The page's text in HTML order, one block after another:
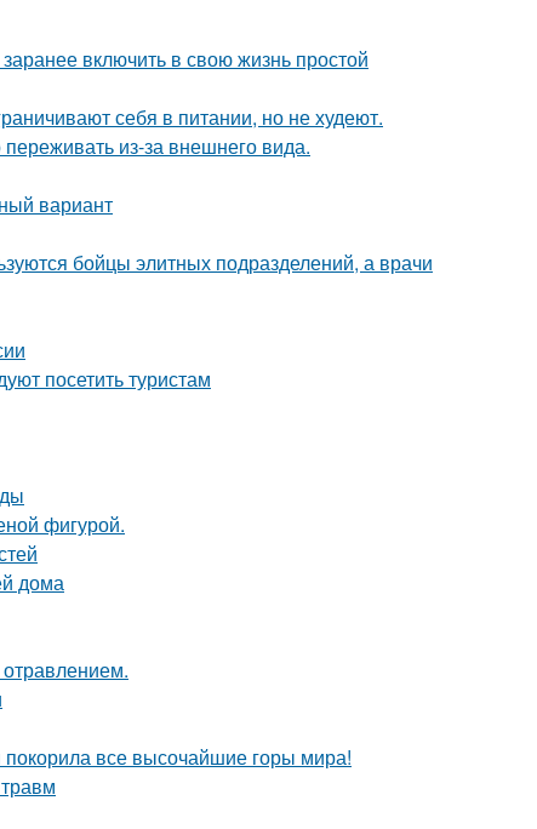
включить в свою жизнь простой
себя в питании, но не худеют.
из-за внешнего вида.
вариант
бойцы элитных подразделений, а врачи
посетить туристам
фигурой.
дома
покорила все высочайшие горы мира!